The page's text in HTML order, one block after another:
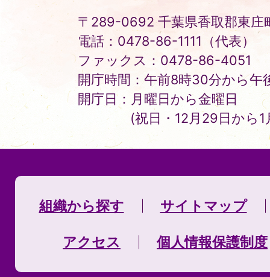
〒289-0692 千葉県香取郡東庄
電話：0478-86-1111（代表）
ファックス：0478-86-4051
開庁時間：午前8時30分から午
開庁日：月曜日から金曜日
(祝日・12月29日から
組織から探す サイトマップ
アクセス 個人情報保護制度